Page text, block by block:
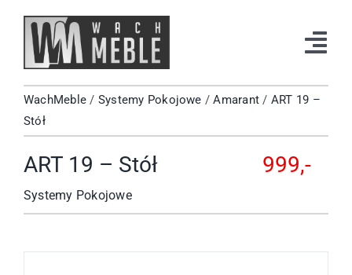
zawartości
Strona Główna
WachMeble / Systemy Pokojowe /Amarant / ART 19 –
Stół
ART 19 – Stół
Systemy Pokojowe
999,-